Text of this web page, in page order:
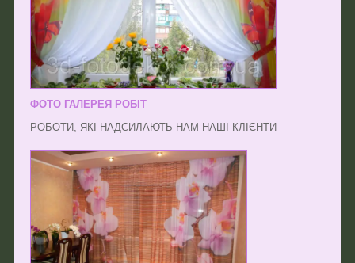
ФОТО ГАЛЕРЕЯ РОБІТ
РОБОТИ, ЯКІ НАДСИЛАЮТЬ НАМ НАШІ КЛІЄНТИ